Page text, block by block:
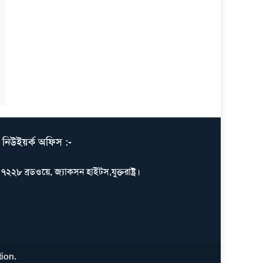
নিউইয়র্ক অফিস :-
৭২২৮ ব্রডওয়ে, জ্যাকসন হাইটস,যুক্তরাষ্ট্র।
.